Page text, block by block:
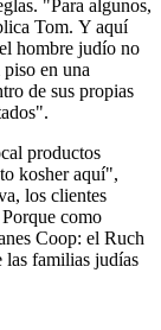
"Para algunos,
Tom. Y aquí
hombre judío no
en una
de sus propias
productos
kosher aquí",
los clientes
como
Coop: el Ruch
las familias judías